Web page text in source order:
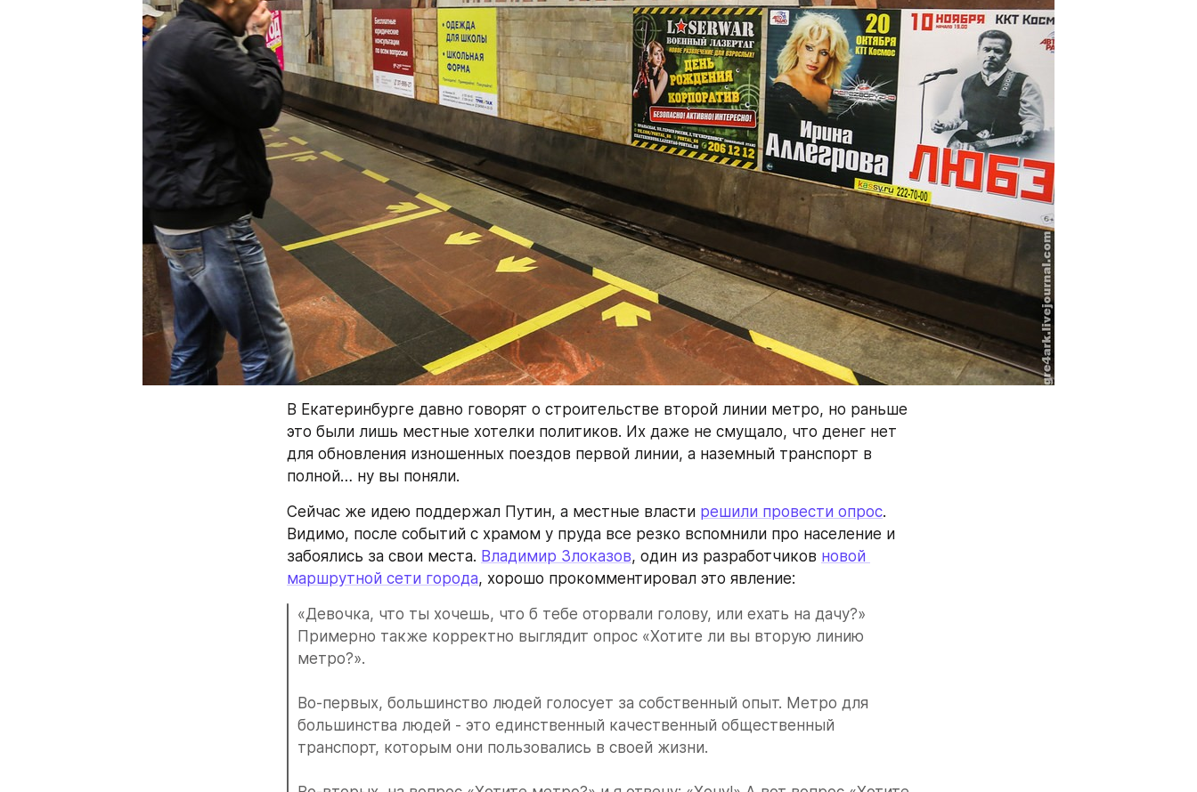
В Екатеринбурге давно говорят о строительстве второй линии метро, но раньше
это были лишь местные хотелки политиков. Их даже не смущало, что денег нет
для обновления изношенных поездов первой линии, а наземный транспорт в
полной… ну вы поняли.
Сейчас же идею поддержал Путин, а местные власти решили провести опрос.
Видимо, после событий с храмом у пруда все резко вспомнили про население и
забоялись за свои места. Владимир Злоказов, один из разработчиков новой
маршрутной сети города, хорошо прокомментировал это явление:
«Девочка, что ты хочешь, что б тебе оторвали голову, или ехать на дачу?»
Примерно также корректно выглядит опрос «Хотите ли вы вторую линию
метро?».
Во-первых, большинство людей голосует за собственный опыт. Метро для
большинства людей - это единственный качественный общественный
транспорт, которым они пользовались в своей жизни.